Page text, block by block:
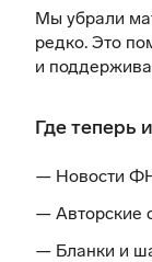
Мы убрали
редко. Это
и
Где теперь
— Новости
— Авторские
— Бланки и